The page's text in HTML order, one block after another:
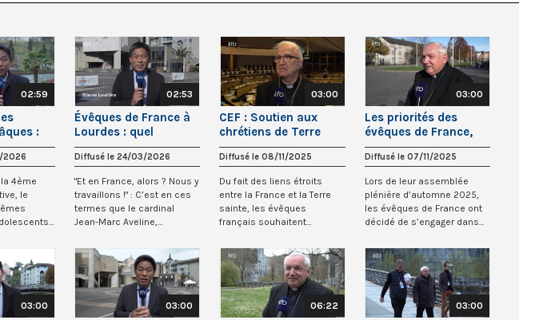
02:59
:
!
2026
4ème
le
02:53
Évêques de France à
Lourdes : quel
programme ?
Diffusé le 24/03/2026
"Et en France, alors ? Nous y
travaillons !" : C’est en ces
termes que le cardinal
Jean-Marc Aveline,
03:00
CEF : Soutien aux
chrétiens de Terre
Sainte
Diffusé le 08/11/2025
Du fait des liens étroits
entre la France et la Terre
sainte, les évêques
français souhaitent
03:00
Les priorités des
évêques de France,
avec le cardinal
Aveline
Diffusé le 07/11/2025
Lors de leur assemblée
plénière d’automne 2025,
les évêques de France ont
décidé de s’engager dans
03:00 03:00 06:22 03:00